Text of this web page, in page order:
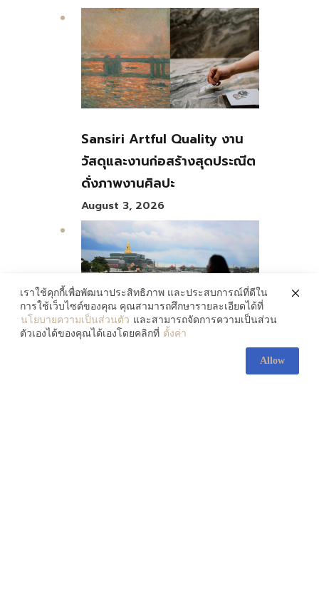
Sansiri Artful Quality งาน
วัสดุและงานก่อสร้างสุดประณีต
ดั่งภาพงานศิลปะ
August 3, 2026
สร้างสรรค์แห่งกรุงเทพ ! พาชม
เราใช้คุกกี้เพื่อพัฒนาประสิทธิภาพ และประสบการณ์ที่ดีใน
การใช้เว็บไซต์ของคุณ คุณสามารถศึกษารายละเอียดได้ที่
นโยบายความเป็นส่วนตัว และสามารถจัดการความเป็นส่วน
ตัวเองได้ของคุณได้เองโดยคลิกที่ ตั้งค่า
Allow